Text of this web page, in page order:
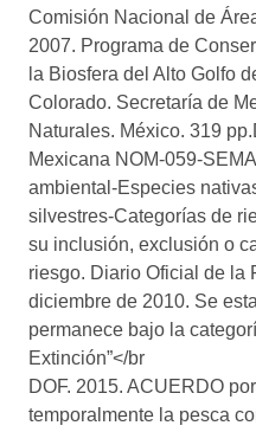
Comisión Nacional de
2007. Programa de
la Biosfera del Alto Golfo
Colorado. Secretaría de
Naturales. México. 319
Mexicana NOM-059-
ambiental-Especies
silvestres-Categorías de
su inclusión, exclusión o
riesgo. Diario Oficial de la
diciembre de 2010. Se
permanece bajo la
Extinción”</br
DOF. 2015. ACUERDO
temporalmente la pesca